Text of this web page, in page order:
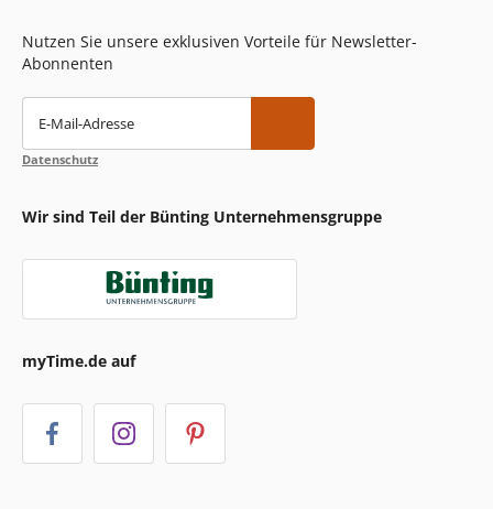
Nutzen Sie unsere exklusiven Vorteile für Newsletter-
Abonnenten
E-Mail-Adresse
Datenschutz
Wir sind Teil der Bünting Unternehmensgruppe
myTime.de auf